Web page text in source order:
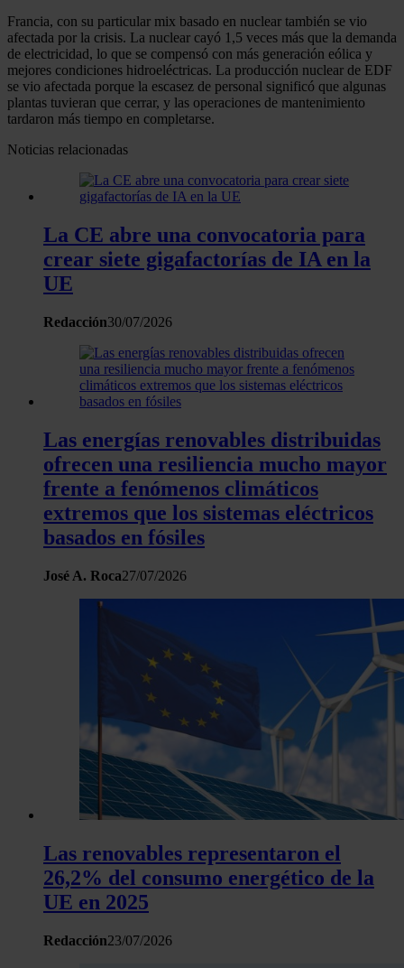
Francia, con su particular mix basado en nuclear también se vio
afectada por la crisis. La nuclear cayó 1,5 veces más que la demanda
de electricidad, lo que se compensó con más generación eólica y
mejores condiciones hidroeléctricas. La producción nuclear de EDF
se vio afectada porque la escasez de personal significó que algunas
plantas tuvieran que cerrar, y las operaciones de mantenimiento
tardaron más tiempo en completarse.
Noticias relacionadas
La CE abre una convocatoria para
crear siete gigafactorías de IA en la
UE
Redacción30/07/2026
Las energías renovables distribuidas
ofrecen una resiliencia mucho mayor
frente a fenómenos climáticos
extremos que los sistemas eléctricos
basados en fósiles
José A. Roca27/07/2026
Las renovables representaron el
26,2% del consumo energético de la
UE en 2025
Redacción23/07/2026